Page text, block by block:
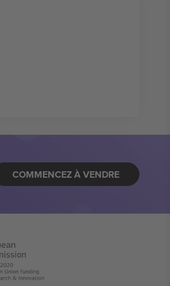
COMMENCEZ À VENDRE